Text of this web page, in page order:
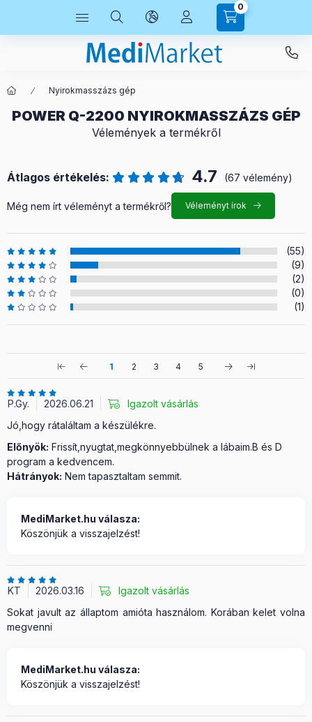
0
Nyirokmasszázs gép
POWER Q-2200 NYIROKMASSZÁZS GÉP
Vélemények a termékről
Átlagos értékelés: 4.7 (67 vélemény)
Még nem írt véleményt a termékről? Véleményt írok
(55)
(9)
(2)
(0)
(1)
1 2 3 4 5
P.Gy. 2026.06.21
Igazolt vásárlás
Jó,hogy rátaláltam a készülékre.
Előnyök: Frissít,nyugtat,megkönnyebbülnek a lábaim.B és D
program a kedvencem.
Hátrányok: Nem tapasztaltam semmit.
MediMarket.hu válasza:
Köszönjük a visszajelzést!
KT 2026.03.16
Igazolt vásárlás
Sokat javult az állaptom amióta használom. Korában kelet volna
megvenni
MediMarket.hu válasza:
Köszönjük a visszajelzést!